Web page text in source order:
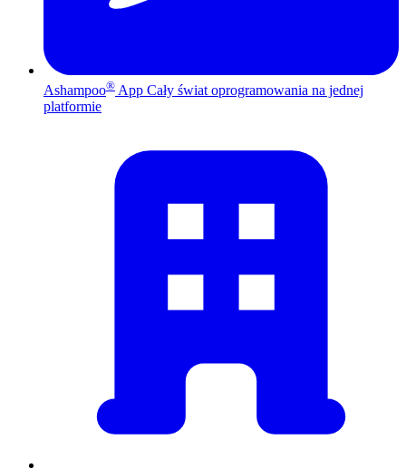
Ashampoo® App Cały świat oprogramowania na jednej
platformie